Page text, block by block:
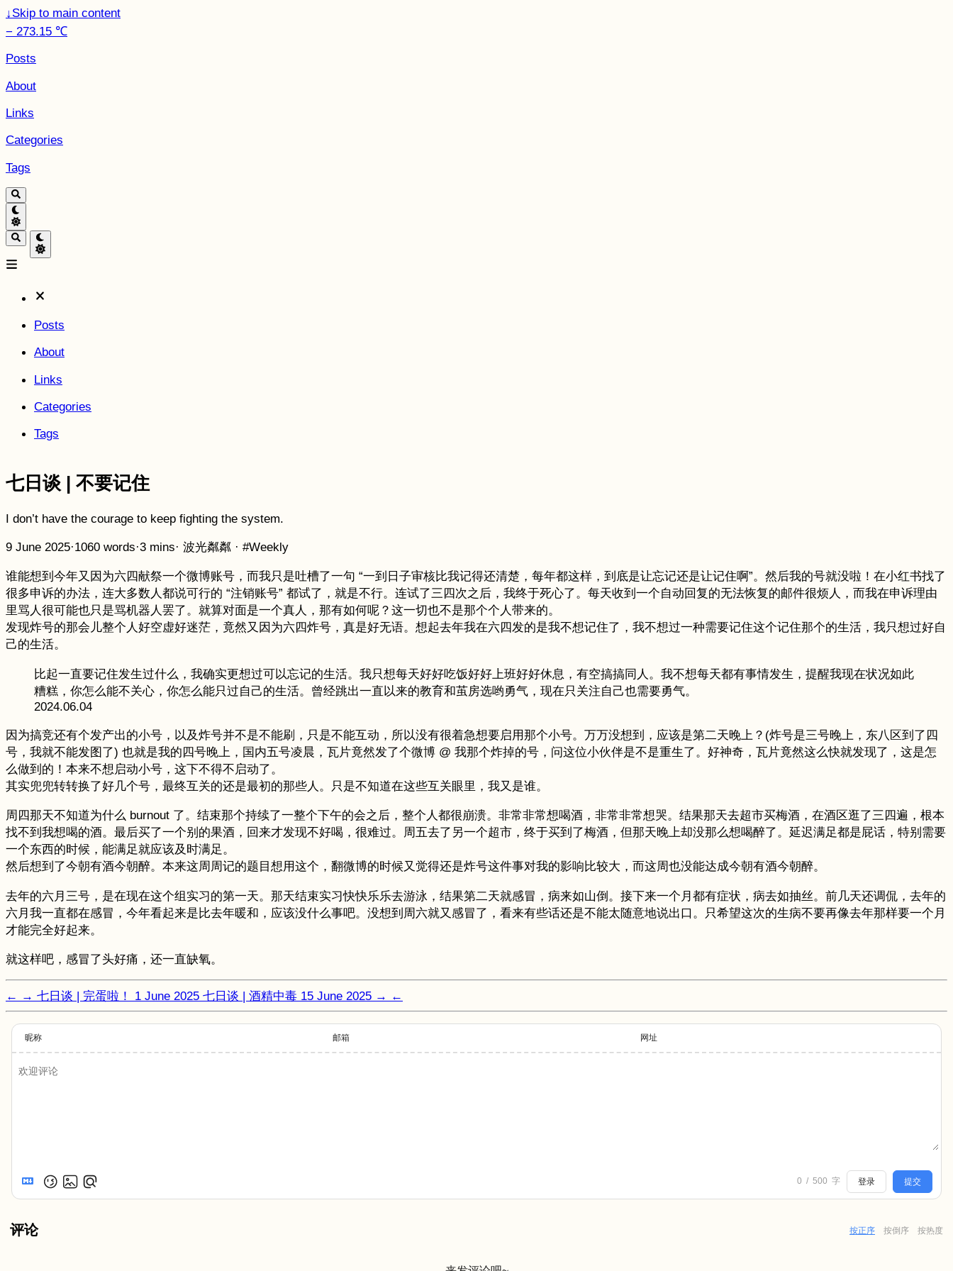
↓Skip to main content
− 273.15 ℃
Posts
About
Links
Categories
Tags
Posts
About
Links
Categories
Tags
七日谈 | 不要记住
I don’t have the courage to keep fighting the system. ​​​
9 June 2025·1060 words·3 mins· 波光粼粼 · #Weekly
谁能想到今年又因为六四献祭一个微博账号，而我只是吐槽了一句 “一到日子审核比我记得还清楚，每年都这样，到底是让忘记还是让记住啊”。然后我的号就没啦！在小红书找了
很多申诉的办法，连大多数人都说可行的 “注销账号” 都试了，就是不行。连试了三四次之后，我终于死心了。每天收到一个自动回复的无法恢复的邮件很烦人，而我在申诉理由
里骂人很可能也只是骂机器人罢了。就算对面是一个真人，那有如何呢？这一切也不是那个个人带来的。
发现炸号的那会儿整个人好空虚好迷茫，竟然又因为六四炸号，真是好无语。想起去年我在六四发的是我不想记住了，我不想过一种需要记住这个记住那个的生活，我只想过好自
己的生活。
比起一直要记住发生过什么，我确实更想过可以忘记的生活。我只想每天好好吃饭好好上班好好休息，有空搞搞同人。我不想每天都有事情发生，提醒我现在状况如此
糟糕，你怎么能不关心，你怎么能只过自己的生活。曾经跳出一直以来的教育和茧房选哟勇气，现在只关注自己也需要勇气。
2024.06.04
因为搞竞还有个发产出的小号，以及炸号并不是不能刷，只是不能互动，所以没有很着急想要启用那个小号。万万没想到，应该是第二天晚上？(炸号是三号晚上，东八区到了四
号，我就不能发图了) 也就是我的四号晚上，国内五号凌晨，瓦片竟然发了个微博 @ 我那个炸掉的号，问这位小伙伴是不是重生了。好神奇，瓦片竟然这么快就发现了，这是怎
么做到的！本来不想启动小号，这下不得不启动了。
其实兜兜转转换了好几个号，最终互关的还是最初的那些人。只是不知道在这些互关眼里，我又是谁。
周四那天不知道为什么 burnout 了。结束那个持续了一整个下午的会之后，整个人都很崩溃。非常非常想喝酒，非常非常想哭。结果那天去超市买梅酒，在酒区逛了三四遍，根本
找不到我想喝的酒。最后买了一个别的果酒，回来才发现不好喝，很难过。周五去了另一个超市，终于买到了梅酒，但那天晚上却没那么想喝醉了。延迟满足都是屁话，特别需要
一个东西的时候，能满足就应该及时满足。
然后想到了今朝有酒今朝醉。本来这周周记的题目想用这个，翻微博的时候又觉得还是炸号这件事对我的影响比较大，而这周也没能达成今朝有酒今朝醉。
去年的六月三号，是在现在这个组实习的第一天。那天结束实习快快乐乐去游泳，结果第二天就感冒，病来如山倒。接下来一个月都有症状，病去如抽丝。前几天还调侃，去年的
六月我一直都在感冒，今年看起来是比去年暖和，应该没什么事吧。没想到周六就又感冒了，看来有些话还是不能太随意地说出口。只希望这次的生病不要再像去年那样要一个月
才能完全好起来。
就这样吧，感冒了头好痛，还一直缺氧。
← → 七日谈 | 完蛋啦！ 1 June 2025 七日谈 | 酒精中毒 15 June 2025 → ←
昵称 邮箱 网址
0 / 500 字 登录 提交
评论 按正序 按倒序 按热度